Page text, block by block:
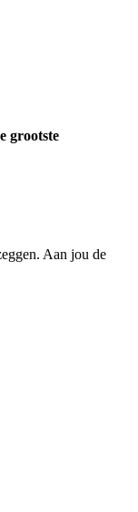
grootste
Aan jou de